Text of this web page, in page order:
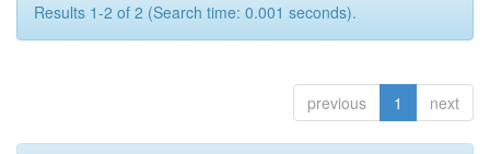
Results 1-2 of 2 (Search time: 0.001 seconds).
previous 1 next